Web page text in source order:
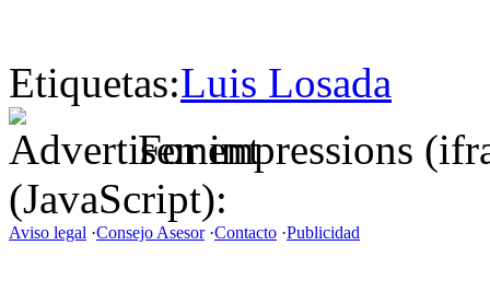
Etiquetas:Luis Losada
For impressions
(JavaScript):
Aviso legal ·Consejo Asesor·Contacto ·Publicidad